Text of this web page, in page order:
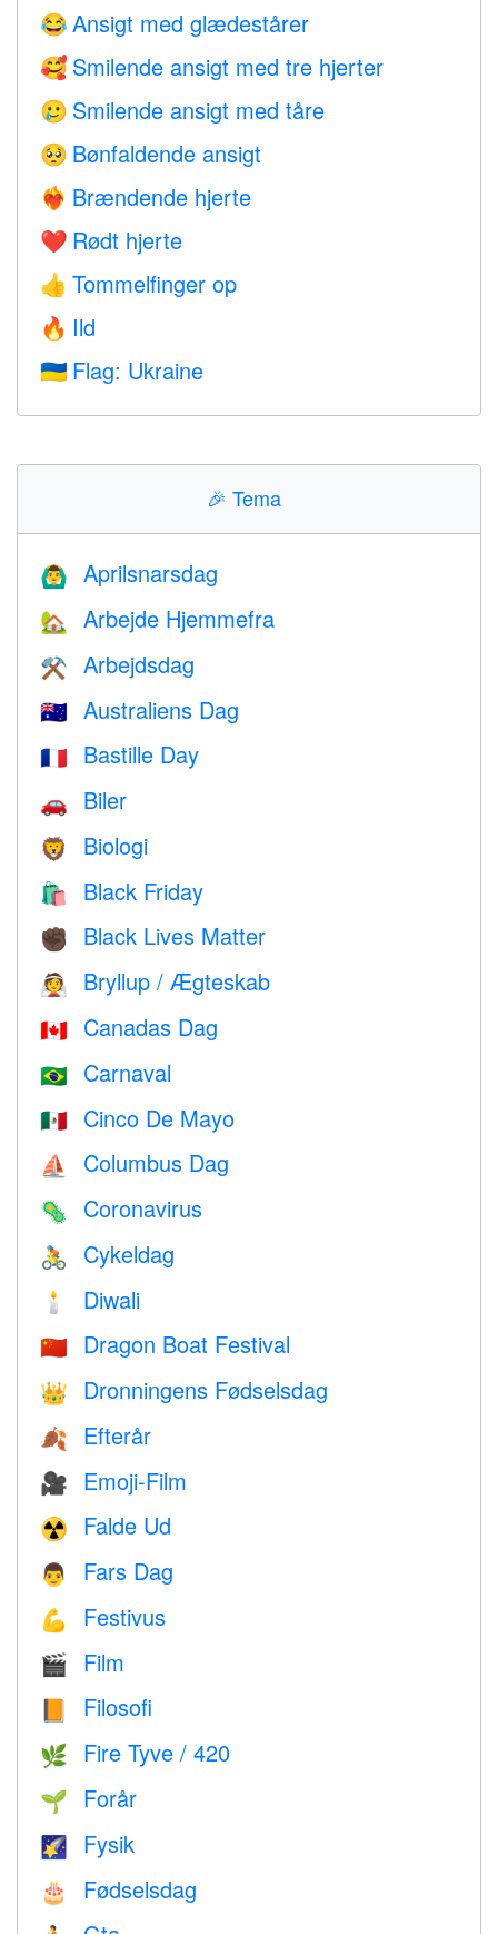
😂 Ansigt med glædestårer
🥰 Smilende ansigt med tre hjerter
🥲 Smilende ansigt med tåre
🥺 Bønfaldende ansigt
❤️‍🔥 Brændende hjerte
❤️ Rødt hjerte
👍 Tommelfinger op
🔥 Ild
🇺🇦 Flag: Ukraine
🎉 Tema
🙆‍♂️ Aprilsnarsdag
🏡 Arbejde Hjemmefra
⚒️ Arbejdsdag
🇦🇺 Australiens Dag
🇫🇷 Bastille Day
🚗 Biler
🦁 Biologi
🛍 Black Friday
✊🏿 Black Lives Matter
👰 Bryllup / Ægteskab
🇨🇦 Canadas Dag
🇧🇷 Carnaval
🇲🇽 Cinco De Mayo
⛵️ Columbus Dag
🦠 Coronavirus
🚴 Cykeldag
🕯 Diwali
🇨🇳 Dragon Boat Festival
👑 Dronningens Fødselsdag
🍂 Efterår
🎥 Emoji-Film
☢️ Falde Ud
👨 Fars Dag
💪 Festivus
🎬 Film
📙 Filosofi
🌿 Fire Tyve / 420
🌱 Forår
🌠 Fysik
🎂 Fødselsdag